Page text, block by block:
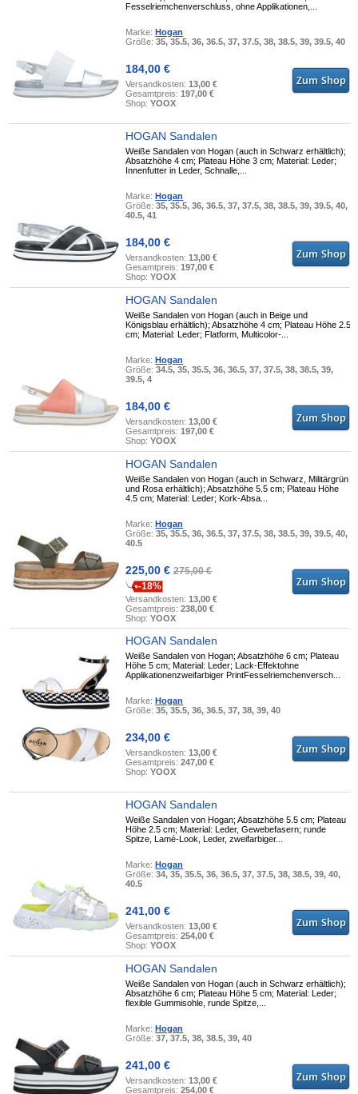
Fesselriemchenverschluss, ohne Applikationen,...
Marke:Hogan
Größe:35, 35.5, 36, 36.5, 37, 37.5, 38, 38.5, 39, 39.5, 40
184,00 €
Versandkosten:13,00 €
Gesamtpreis:197,00 €
Shop:YOOX
HOGAN Sandalen
Weiße Sandalen von Hogan (auch in Schwarz erhältlich);
Absatzhöhe 4 cm; Plateau Höhe 3 cm; Material: Leder;
Innenfutter in Leder, Schnalle,...
Marke:Hogan
Größe:35, 35.5, 36, 36.5, 37, 37.5, 38, 38.5, 39, 39.5, 40,
40.5, 41
184,00 €
Versandkosten:13,00 €
Gesamtpreis:197,00 €
Shop:YOOX
HOGAN Sandalen
Weiße Sandalen von Hogan (auch in Beige und
Königsblau erhältlich); Absatzhöhe 4 cm; Plateau Höhe 2.5
cm; Material: Leder; Flatform, Multicolor-...
Marke:Hogan
Größe:34.5, 35, 35.5, 36, 36.5, 37, 37.5, 38, 38.5, 39,
39.5, 4
184,00 €
Versandkosten:13,00 €
Gesamtpreis:197,00 €
Shop:YOOX
HOGAN Sandalen
Weiße Sandalen von Hogan (auch in Schwarz, Militärgrün
und Rosa erhältlich); Absatzhöhe 5.5 cm; Plateau Höhe
4.5 cm; Material: Leder; Kork-Absa...
Marke:Hogan
Größe:35, 35.5, 36, 36.5, 37, 37.5, 38, 38.5, 39, 39.5, 40,
40.5
225,00 €275,00 €
-18%
Versandkosten:13,00 €
Gesamtpreis:238,00 €
Shop:YOOX
HOGAN Sandalen
Weiße Sandalen von Hogan; Absatzhöhe 6 cm; Plateau
Höhe 5 cm; Material: Leder; Lack-Effektohne
Applikationenzweifarbiger PrintFesselriemchenversch...
Marke:Hogan
Größe:35, 35.5, 36, 36.5, 37, 38, 39, 40
234,00 €
Versandkosten:13,00 €
Gesamtpreis:247,00 €
Shop:YOOX
HOGAN Sandalen
Weiße Sandalen von Hogan; Absatzhöhe 5.5 cm; Plateau
Höhe 2.5 cm; Material: Leder, Gewebefasern; runde
Spitze, Lamé-Look, Leder, zweifarbiger...
Marke:Hogan
Größe:34, 35, 35.5, 36, 36.5, 37, 37.5, 38, 38.5, 39, 40,
40.5
241,00 €
Versandkosten:13,00 €
Gesamtpreis:254,00 €
Shop:YOOX
HOGAN Sandalen
Weiße Sandalen von Hogan (auch in Schwarz erhältlich);
Absatzhöhe 6 cm; Plateau Höhe 5 cm; Material: Leder;
flexible Gummisohle, runde Spitze,...
Marke: Hogan
Größe:37, 37.5, 38, 38.5, 39, 40
241,00 €
Versandkosten:13,00 €
Gesamtpreis:254,00 €